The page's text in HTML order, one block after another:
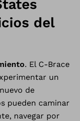
del
. El C-Brace
un
de
pueden caminar
navegar por